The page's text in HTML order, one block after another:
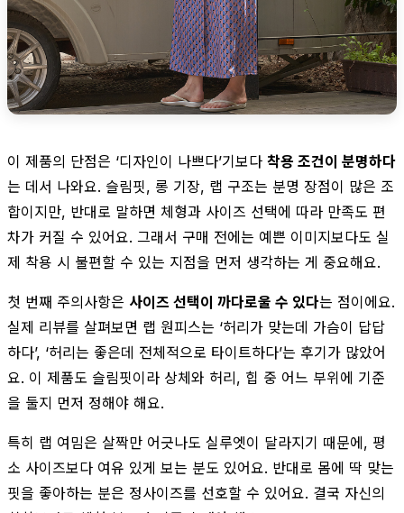
이 제품의 단점은 ‘디자인이 나쁘다’기보다 착용 조건이 분명하다
는 데서 나와요. 슬림핏, 롱 기장, 랩 구조는 분명 장점이 많은 조
합이지만, 반대로 말하면 체형과 사이즈 선택에 따라 만족도 편
차가 커질 수 있어요. 그래서 구매 전에는 예쁜 이미지보다도 실
제 착용 시 불편할 수 있는 지점을 먼저 생각하는 게 중요해요.
첫 번째 주의사항은 사이즈 선택이 까다로울 수 있다는 점이에요.
실제 리뷰를 살펴보면 랩 원피스는 ‘허리가 맞는데 가슴이 답답
하다’, ‘허리는 좋은데 전체적으로 타이트하다’는 후기가 많았어
요. 이 제품도 슬림핏이라 상체와 허리, 힙 중 어느 부위에 기준
을 둘지 먼저 정해야 해요.
특히 랩 여밈은 살짝만 어긋나도 실루엣이 달라지기 때문에, 평
소 사이즈보다 여유 있게 보는 분도 있어요. 반대로 몸에 딱 맞는
핏을 좋아하는 분은 정사이즈를 선호할 수 있어요. 결국 자신의